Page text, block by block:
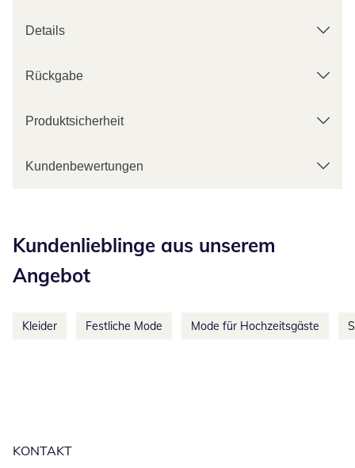
Details
Rückgabe
Produktsicherheit
Kundenbewertungen
Kundenlieblinge aus unserem
Angebot
Kleider Festliche Mode Mode für Hochzeitsgäste
KONTAKT